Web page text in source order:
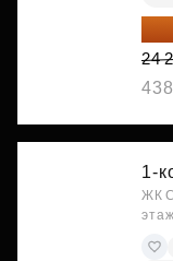
20
24
1-
ЖК